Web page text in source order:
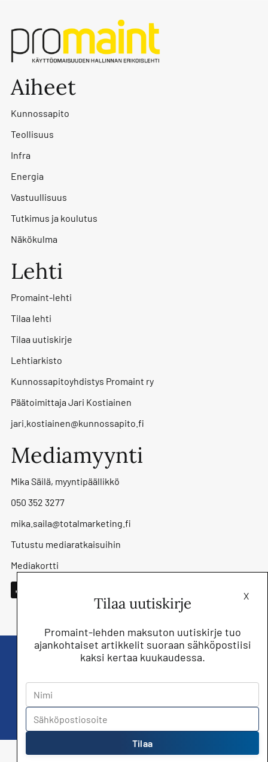
Aiheet
Kunnossapito
Teollisuus
Infra
Energia
Vastuullisuus
Tutkimus ja koulutus
Näkökulma
Lehti
Promaint-lehti
Tilaa lehti
Tilaa uutiskirje
Lehtiarkisto
Kunnossapitoyhdistys Promaint ry
Päätoimittaja Jari Kostiainen
jari.kostiainen@kunnossapito.fi
Mediamyynti
Mika Säilä, myyntipäällikkö
050 352 3277
mika.saila@totalmarketing.fi
Tutustu mediaratkaisuihin
Mediakortti
jäsenetujen lisäksi!
X
Tilaa uutiskirje
Promaint-lehden maksuton uutiskirje tuo
ajankohtaiset artikkelit suoraan sähköpostiisi
kaksi kertaa kuukaudessa.
Tilaa